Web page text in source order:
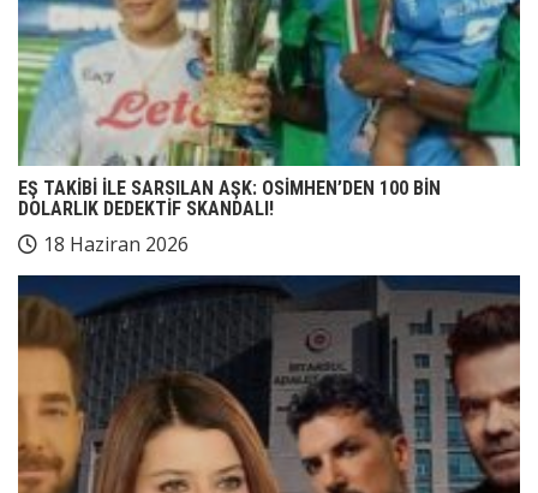
EŞ TAKİBİ İLE SARSILAN AŞK: OSİMHEN’DEN 100 BİN
DOLARLIK DEDEKTİF SKANDALI!
18 Haziran 2026